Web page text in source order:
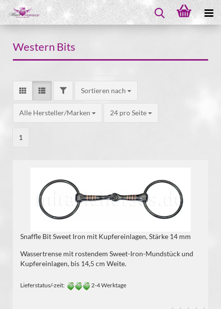
Western Bits
Sortieren nach
Alle Hersteller/Marken 24 pro Seite
1
Snaffle Bit Sweet Iron mit Kupfereinlagen, Stärke 14 mm
Wassertrense mit rostendem Sweet-Iron-Mundstück und
Kupfereinlagen, bis 14,5 cm Weite.
Lieferstatus/-zeit: 2-4 Werktage